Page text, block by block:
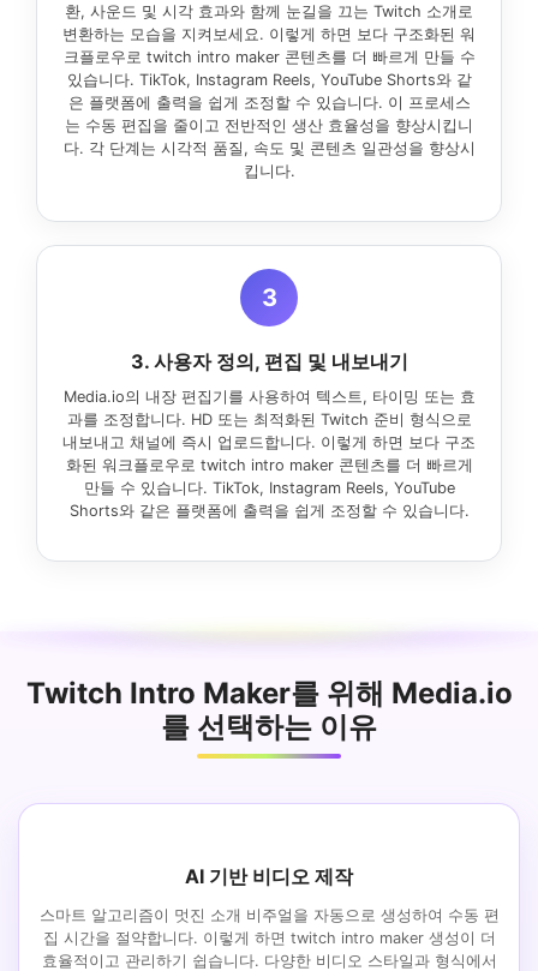
환, 사운드 및 시각 효과와 함께 눈길을 끄는 Twitch 소개로
변환하는 모습을 지켜보세요. 이렇게 하면 보다 구조화된 워
크플로우로 twitch intro maker 콘텐츠를 더 빠르게 만들 수
있습니다. TikTok, Instagram Reels, YouTube Shorts와 같
은 플랫폼에 출력을 쉽게 조정할 수 있습니다. 이 프로세스
는 수동 편집을 줄이고 전반적인 생산 효율성을 향상시킵니
다. 각 단계는 시각적 품질, 속도 및 콘텐츠 일관성을 향상시
킵니다.
3
3. 사용자 정의, 편집 및 내보내기
Media.io의 내장 편집기를 사용하여 텍스트, 타이밍 또는 효
과를 조정합니다. HD 또는 최적화된 Twitch 준비 형식으로
내보내고 채널에 즉시 업로드합니다. 이렇게 하면 보다 구조
화된 워크플로우로 twitch intro maker 콘텐츠를 더 빠르게
만들 수 있습니다. TikTok, Instagram Reels, YouTube
Shorts와 같은 플랫폼에 출력을 쉽게 조정할 수 있습니다.
Twitch Intro Maker를 위해 Media.io
를 선택하는 이유
AI 기반 비디오 제작
스마트 알고리즘이 멋진 소개 비주얼을 자동으로 생성하여 수동 편
집 시간을 절약합니다. 이렇게 하면 twitch intro maker 생성이 더
효율적이고 관리하기 쉽습니다. 다양한 비디오 스타일과 형식에서